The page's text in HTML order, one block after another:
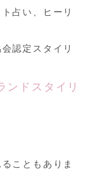
占い、ヒーリ
認定スタイリ
ンドスタイリ
こともありま